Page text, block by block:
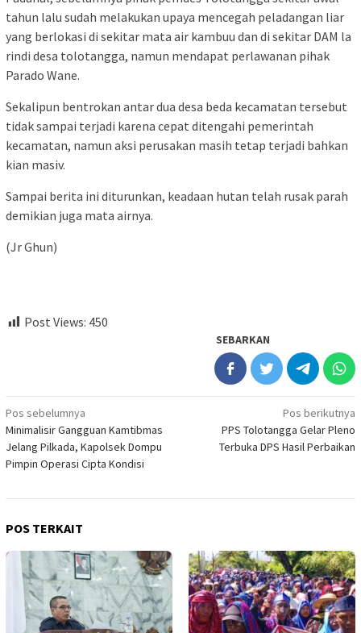
tahun lalu sudah melakukan upaya mencegah peladangan liar
yang berlokasi di sekitar mata air kambuu dan di sekitar DAM la
rindi desa tolotangga, namun mendapat perlawanan pihak
Parado Wane.
Sekalipun bentrokan antar dua desa beda kecamatan tersebut
tidak sampai terjadi karena cepat ditengahi pemerintah
kecamatan, namun aksi perusakan masih tetap terjadi bahkan
kian masiv.
Sampai berita ini diturunkan, keadaan hutan telah rusak parah
demikian juga mata airnya.
(Jr Ghun)
Post Views: 450
SEBARKAN
Navigasi
pos
Pos sebelumnya
Minimalisir Gangguan Kamtibmas
Jelang Pilkada, Kapolsek Dompu
Pimpin Operasi Cipta Kondisi
Pos berikutnya
PPS Tolotangga Gelar Pleno
Terbuka DPS Hasil Perbaikan
POS TERKAIT